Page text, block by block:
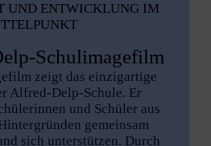
UND ENTWICKLUNG IM
Schulimagefilm
zeigt das einzigartige
Alfred-Delp-Schule. Er
und Schüler aus
gemeinsam
sich unterstützen. Durch